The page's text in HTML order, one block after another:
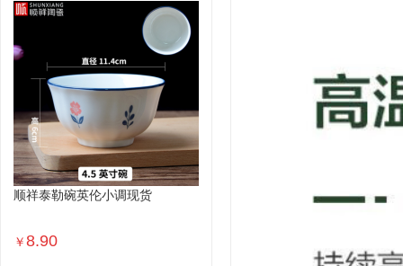
顺祥泰勒碗英伦小调现货
￥8.90